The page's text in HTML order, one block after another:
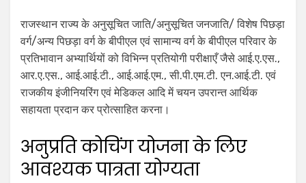
राजस्थान राज्य के अनुसूचित जाति/अनुसूचित जनजाति/ विशेष पिछड़ा
वर्ग/अन्य पिछड़ा वर्ग के बीपीएल एवं सामान्य वर्ग के बीपीएल परिवार के
प्रतिभावान अभ्यार्थियों को विभिन्न प्रतियोगी परीक्षाएँ जैसे आई.ए.एस.,
आर.ए.एस., आई.आई.टी., आई.आई.एम., सी.पी.एम.टी. एन.आई.टी. एवं
राजकीय इंजीनियरिंग एवं मेडिकल आदि में चयन उपरान्त आर्थिक
सहायता प्रदान कर प्रोत्साहित करना।
अनुप्रति कोचिंग योजना के लिए
आवश्यक पात्रता योग्यता